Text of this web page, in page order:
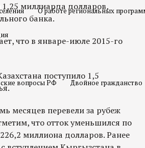
О работе региональных
вопросы РФ Двойное гражданство
1,25 миллиарда долларов,
банка.
что в январе-июле 2015-го
поступило 1,5
месяцев перевели за рубеж
что отток уменьшился по
миллиона долларов. Ранее